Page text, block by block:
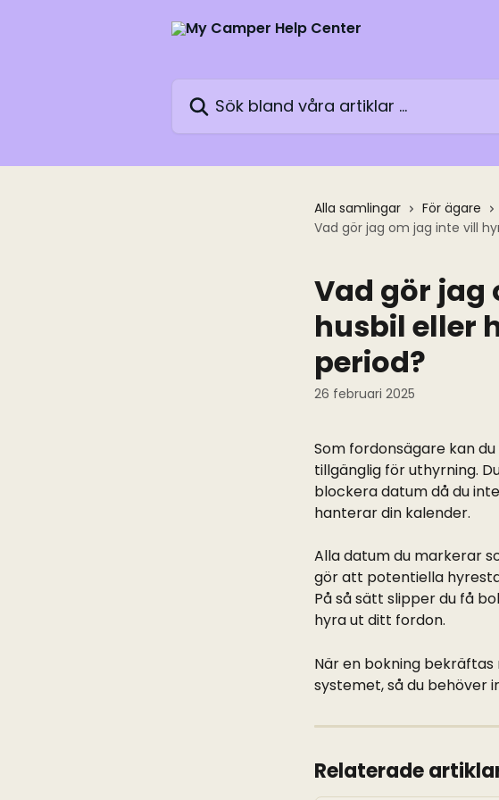
Alla samlingar För ägare
Vad gör jag om jag inte vill
Vad gör jag
husbil eller
period?
26 februari 2025
Som fordonsägare kan
tillgänglig för uthyrning.
blockera datum då du
hanterar din kalender.
Alla datum du markerar
gör att potentiella
På så sätt slipper du få
hyra ut ditt fordon.
När en bokning
systemet, så du behöver
Relaterade